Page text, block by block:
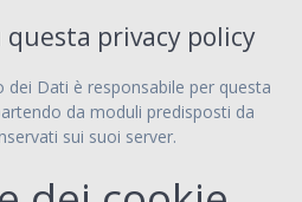
privacy policy
Dati è responsabile per questa
da moduli predisposti da
sui suoi server.